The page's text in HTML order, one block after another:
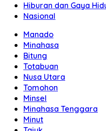
Hiburan dan Gaya
Nasional
Manado
Minahasa
Bitung
Totabuan
Nusa Utara
Tomohon
Minsel
Minahasa Tenggara
Minut